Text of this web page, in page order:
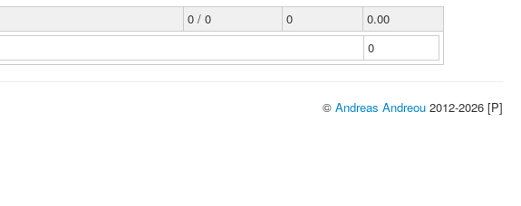
0 / 0 0
0.00
0
© Andreas Andreou 2012-2026 [P]